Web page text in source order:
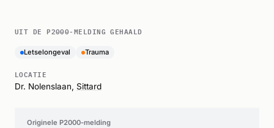
UIT DE P2000-MELDING GEHAALD
Letselongeval Trauma
LOCATIE
Dr. Nolenslaan, Sittard
Originele P2000-melding